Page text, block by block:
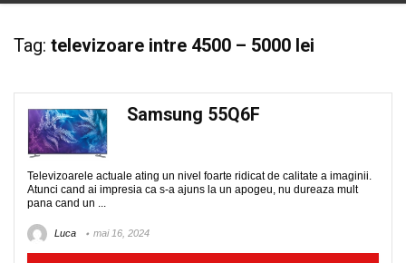
Tag: televizoare intre 4500 – 5000 lei
Samsung 55Q6F
Televizoarele actuale ating un nivel foarte ridicat de calitate a imaginii.
Atunci cand ai impresia ca s-a ajuns la un apogeu, nu dureaza mult
pana cand un ...
Luca mai 16, 2024